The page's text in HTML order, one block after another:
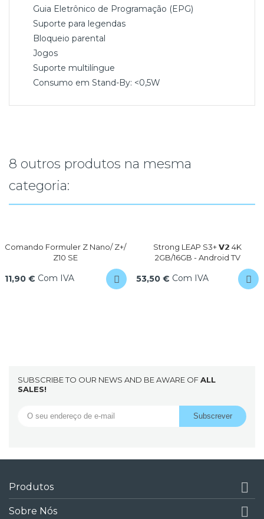
Guia Eletrônico de Programação (EPG)
Suporte para legendas
Bloqueio parental
Jogos
Suporte multilíngue
Consumo em Stand-By: <0,5W
8 outros produtos na mesma
categoria:
Comando Formuler Z Nano/ Z+/
Z10 SE
11,90 € Com IVA
Strong LEAP S3+ 𝗩𝟮 4K
2GB/16GB - Android TV
53,50 € Com IVA
SUBSCRIBE TO OUR NEWS AND BE AWARE OFALL
SALES!
Produtos 
Sobre Nós 